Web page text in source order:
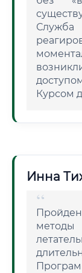
Курсом
Инна
методы